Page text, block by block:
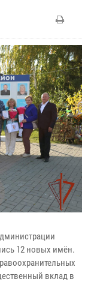
12 новых имён.
вклад в